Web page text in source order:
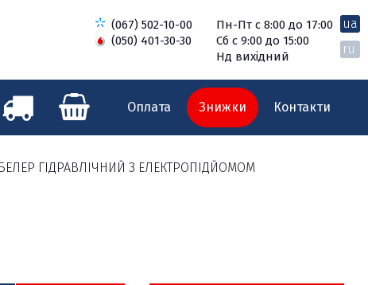
Пн-Пт с 8:00 до 17:00
Сб с 9:00 до 15:00
Нд вихідний
(067) 502-10-00
(050) 401-30-30
ua
ru
Контакти
Оплата Знижки
ГІДРАВЛІЧНИЙ З ЕЛЕКТРОПІДЙОМОМ